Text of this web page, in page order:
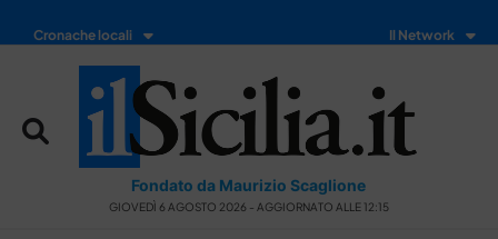
Cronache locali Il Network
Fondato da Maurizio Scaglione
GIOVEDÌ 6 AGOSTO 2026 - AGGIORNATO ALLE 12:15